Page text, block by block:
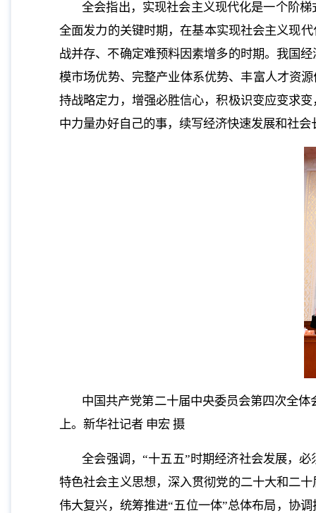
全会指出，实现社会主义现代化是一个阶
全面发力的关键时期，在基本实现社会主义现
战并存、不确定难预料因素增多的时期。我国
模市场优势、完整产业体系优势、丰富人才资
持战略定力，增强必胜信心，积极识变应变求
中力量办好自己的事，续写经济快速发展和社
中国共产党第二十届中央委员会第四次全
上。新华社记者 申宏 摄
全会强调，“十五五”时期经济社会发展，
特色社会主义思想，深入贯彻党的二十大和二
伟大复兴，统筹推进“五位一体”总体布局，协